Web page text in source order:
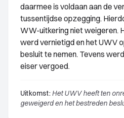
daarmee is voldaan aan de
tussentijdse opzegging.
WW-uitkering niet weigeren.
werd vernietigd en het UWV
besluit te nemen. Tevens
eiser vergoed.
Uitkomst: Het UWV heeft ten
geweigerd en het bestreden